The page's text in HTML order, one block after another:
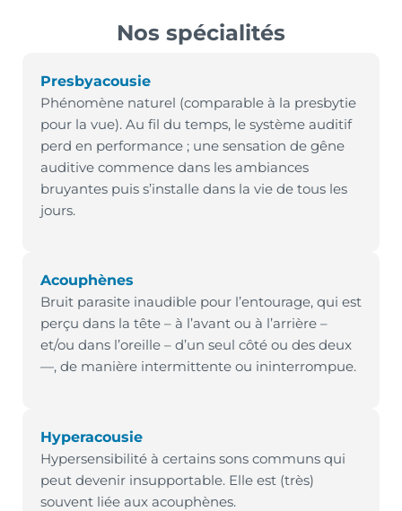
Nos spécialités
Presbyacousie
Phénomène naturel (comparable à la presbytie
pour la vue). Au fil du temps, le système auditif
perd en performance ; une sensation de gêne
auditive commence dans les ambiances
bruyantes puis s’installe dans la vie de tous les
jours.
Acouphènes
Bruit parasite inaudible pour l’entourage, qui est
perçu dans la tête – à l’avant ou à l’arrière –
et/ou dans l’oreille – d’un seul côté ou des deux
—, de manière intermittente ou ininterrompue.
Hyperacousie
Hypersensibilité à certains sons communs qui
peut devenir insupportable. Elle est (très)
souvent liée aux acouphènes.